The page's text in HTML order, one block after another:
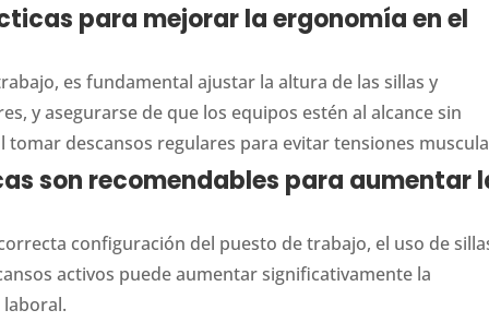
para mejorar la ergonomía en el
es fundamental ajustar la altura de las sillas y
y asegurarse de que los equipos estén al alcance sin
tomar descansos regulares para evitar tensiones
son recomendables para aumentar
configuración del puesto de trabajo, el uso de
activos puede aumentar significativamente la